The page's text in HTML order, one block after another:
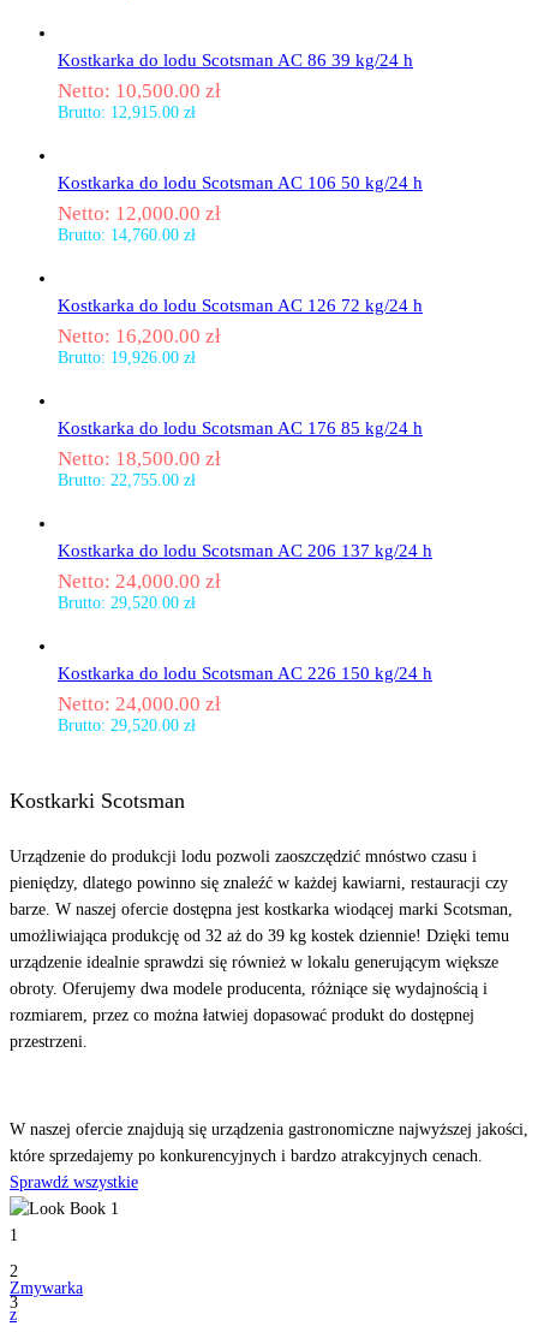
Kostkarka do lodu Scotsman AC 86 39 kg/24 h
Netto: 10,500.00 zł
Brutto: 12,915.00 zł
Kostkarka do lodu Scotsman AC 106 50 kg/24 h
Netto: 12,000.00 zł
Brutto: 14,760.00 zł
Kostkarka do lodu Scotsman AC 126 72 kg/24 h
Netto: 16,200.00 zł
Brutto: 19,926.00 zł
Kostkarka do lodu Scotsman AC 176 85 kg/24 h
Netto: 18,500.00 zł
Brutto: 22,755.00 zł
Kostkarka do lodu Scotsman AC 206 137 kg/24 h
Netto: 24,000.00 zł
Brutto: 29,520.00 zł
Kostkarka do lodu Scotsman AC 226 150 kg/24 h
Netto: 24,000.00 zł
Brutto: 29,520.00 zł
Kostkarki Scotsman
Urządzenie do produkcji lodu pozwoli zaoszczędzić mnóstwo czasu i
pieniędzy, dlatego powinno się znaleźć w każdej kawiarni, restauracji czy
barze. W naszej ofercie dostępna jest kostkarka wiodącej marki Scotsman,
umożliwiająca produkcję od 32 aż do 39 kg kostek dziennie! Dzięki temu
urządzenie idealnie sprawdzi się również w lokalu generującym większe
obroty. Oferujemy dwa modele producenta, różniące się wydajnością i
rozmiarem, przez co można łatwiej dopasować produkt do dostępnej
przestrzeni.
W naszej ofercie znajdują się urządzenia gastronomiczne najwyższej jakości,
które sprzedajemy po konkurencyjnych i bardzo atrakcyjnych cenach.
Sprawdź wszystkie
1
Zmywarka
z
2
3